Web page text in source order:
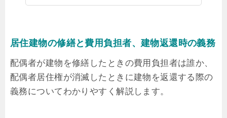
居住建物の修繕と費用負担者、建物返還時の義務
配偶者が建物を修繕したときの費用負担者は誰か、
配偶者居住権が消滅したときに建物を返還する際の
義務についてわかりやすく解説します。